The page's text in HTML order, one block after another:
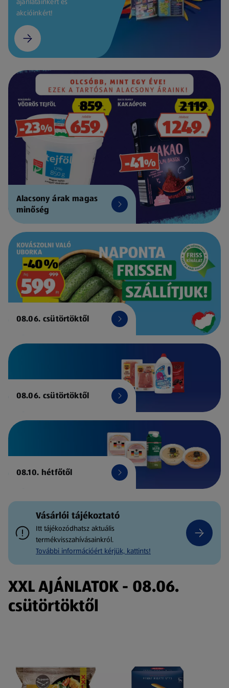
akcióinkért!
Alacsony árak magas
minőség
08.06. csütörtöktől
08.06. csütörtöktől
08.10. hétfőtől
Vásárlói tájékoztató
Itt tájékozódhatsz aktuális
termékvisszahívásainkról.
További információért kérjük, kattints!
XXL AJÁNLATOK - 08.06.
csütörtöktől